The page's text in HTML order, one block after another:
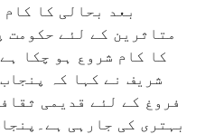
بعد بحالی کا کام
متاثرین کے لئے حکومت
کا کام شروع ہو چکا
شریف نے کہا کہ
فروغ کے لئے قدیمی
بہتری کی جارہی